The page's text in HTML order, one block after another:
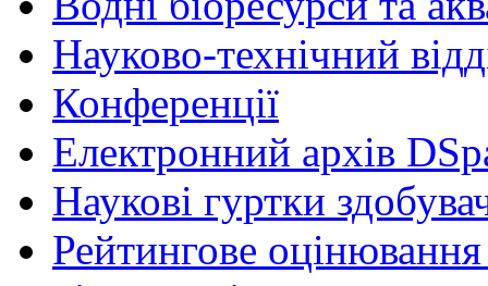
Науково-технічний
Конференції
Електронний архів
Наукові гуртки
Рейтингове оцінювання